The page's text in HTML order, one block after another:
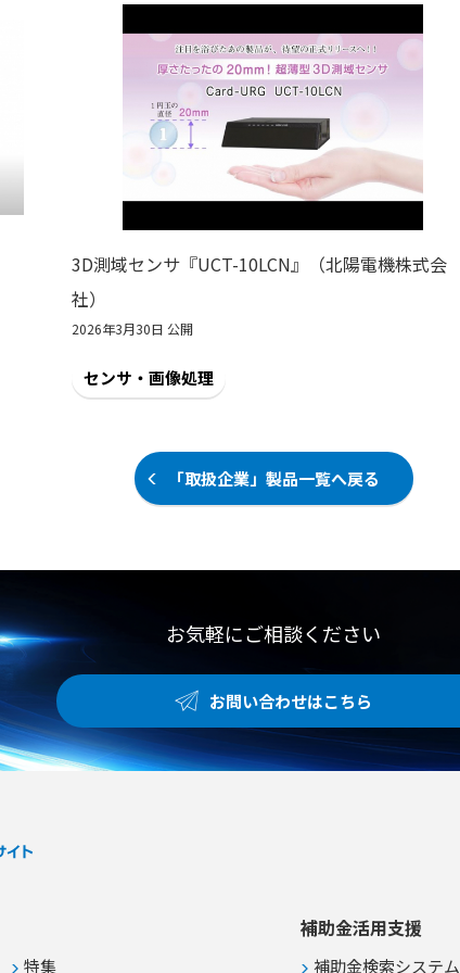
3D測域センサ『UCT-10LCN』（北陽電機株式会
社）
2026年3月30日 公開
センサ・画像処理
「取扱企業」製品一覧へ戻る
お気軽にご相談ください
お問い合わせはこちら
特集
補助金活用支援
補助金検索システム